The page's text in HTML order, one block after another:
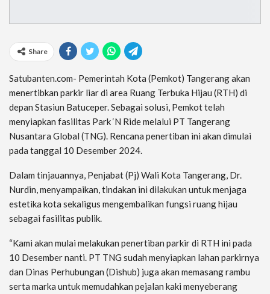
Share
Satubanten.com- Pemerintah Kota (Pemkot) Tangerang akan
menertibkan parkir liar di area Ruang Terbuka Hijau (RTH) di
depan Stasiun Batuceper. Sebagai solusi, Pemkot telah
menyiapkan fasilitas Park ‘N Ride melalui PT Tangerang
Nusantara Global (TNG). Rencana penertiban ini akan dimulai
pada tanggal 10 Desember 2024.
Dalam tinjauannya, Penjabat (Pj) Wali Kota Tangerang, Dr.
Nurdin, menyampaikan, tindakan ini dilakukan untuk menjaga
estetika kota sekaligus mengembalikan fungsi ruang hijau
sebagai fasilitas publik.
“Kami akan mulai melakukan penertiban parkir di RTH ini pada
10 Desember nanti. PT TNG sudah menyiapkan lahan parkirnya
dan Dinas Perhubungan (Dishub) juga akan memasang rambu
serta marka untuk memudahkan pejalan kaki menyeberang